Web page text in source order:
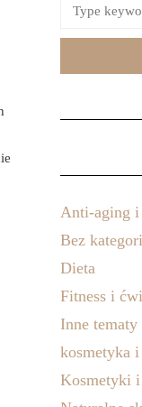
Anti-aging i
Bez
Dieta
Fitness i
Inne tematy
kosmetyka
Kosmetyki i